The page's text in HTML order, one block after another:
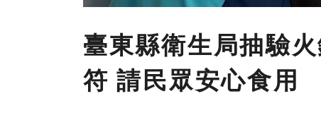
臺東縣衛生局抽驗
符 請民眾安心食用